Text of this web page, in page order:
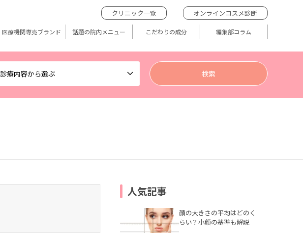
診療内容から選ぶ
クリニック一覧 オンラインコスメ診断
医療機関専売ブランド 話題の院内メニュー こだわりの成分 編集部コラム
人気記事
顔の大きさの平均はどのく
らい？小顔の基準も解説